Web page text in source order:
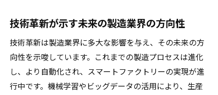
技術革新が示す未来の製造業界の方向性
技術革新は製造業界に多大な影響を与え、その未来の方
向性を示唆しています。これまでの製造プロセスは進化
し、より自動化され、スマートファクトリーの実現が進
行中です。機械学習やビッグデータの活用により、生産